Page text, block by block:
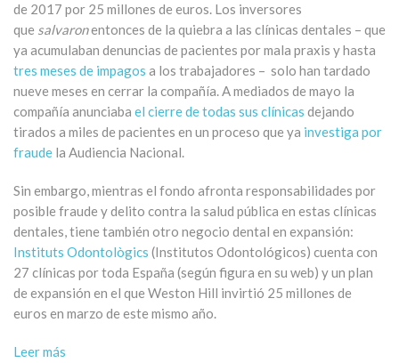
de 2017 por 25 millones de euros. Los inversores
que salvaronentonces de la quiebra a las clínicas dentales – que
ya acumulaban denuncias de pacientes por mala praxis y hasta
tres meses de impagos a los trabajadores – solo han tardado
nueve meses en cerrar la compañía. A mediados de mayo la
compañía anunciaba el cierre de todas sus clínicas dejando
tirados a miles de pacientes en un proceso que ya investiga por
fraude la Audiencia Nacional.
Sin embargo, mientras el fondo afronta responsabilidades por
posible fraude y delito contra la salud pública en estas clínicas
dentales, tiene también otro negocio dental en expansión:
Instituts Odontològics (Institutos Odontológicos) cuenta con
27 clínicas por toda España (según figura en su web) y un plan
de expansión en el que Weston Hill invirtió 25 millones de
euros en marzo de este mismo año.
Leer más